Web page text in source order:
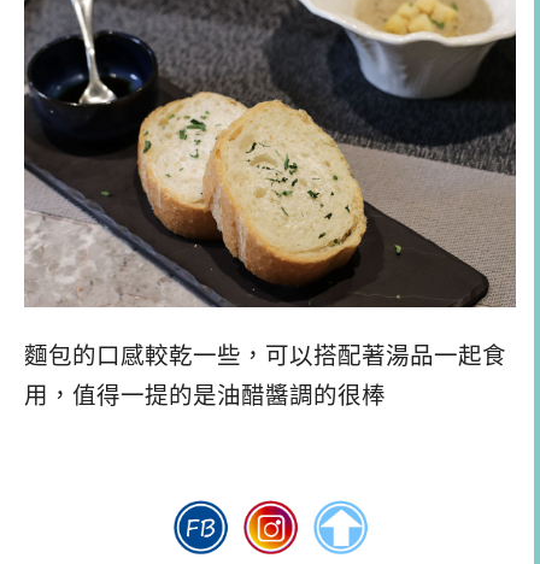
麵包的口感較乾一些，可以搭配著湯品一起食
用，值得一提的是油醋醬調的很棒